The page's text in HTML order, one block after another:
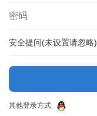
安全提问(未设置请忽略)
其他登录方式